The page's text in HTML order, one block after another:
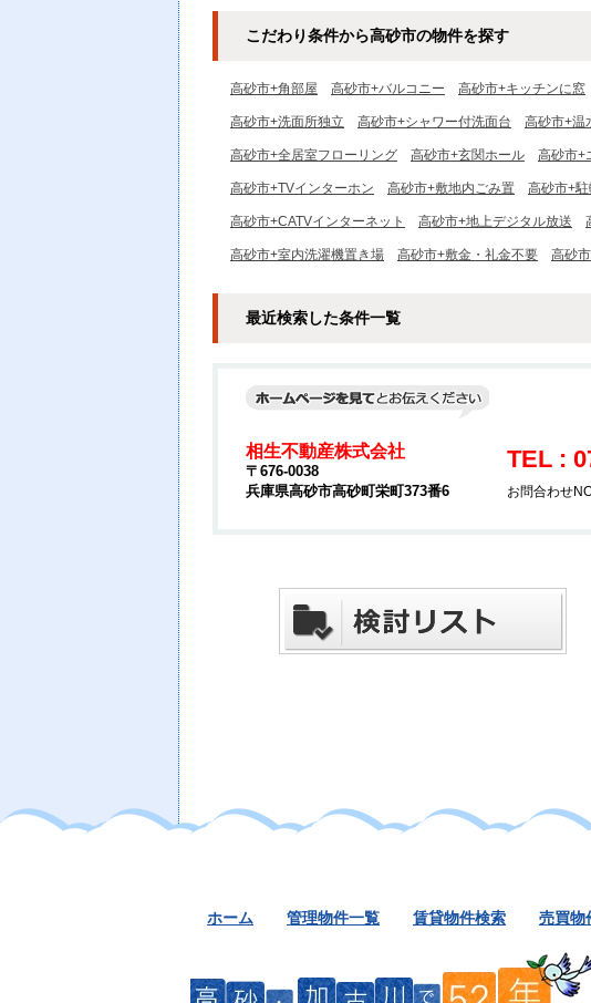
こだわり条件から高砂市の物件を探す
高砂市+角部屋 高砂市+バルコニー 高砂市+キッチンに窓
高砂市+洗面所独立 高砂市+シャワー付洗面台 高砂市+温
高砂市+全居室フローリング 高砂市+玄関ホール 高砂市+
高砂市+TVインターホン 高砂市+敷地内ごみ置 高砂市+
高砂市+CATVインターネット 高砂市+地上デジタル放送
高砂市+室内洗濯機置き場 高砂市+敷金・礼金不要 高砂
最近検索した条件一覧
相生不動産株式会社
〒676-0038
兵庫県高砂市高砂町栄町373番6
TEL :
お問合わせNO
ホーム 管理物件一覧 賃貸物件検索 売買物